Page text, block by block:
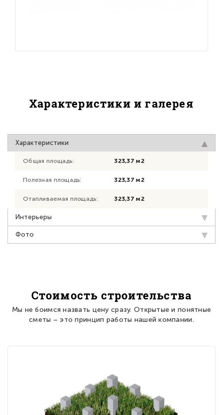
Характеристики и галерея
Характеристики
Общая площадь: 323,37 м2
Полезная площадь: 323,37 м2
Отапливаемая площадь: 323,37 м2
Интерьеры
Фото
Стоимость строительства
Мы не боимся назвать цену сразу. Открытые и понятные
сметы – это принцип работы нашей компании.